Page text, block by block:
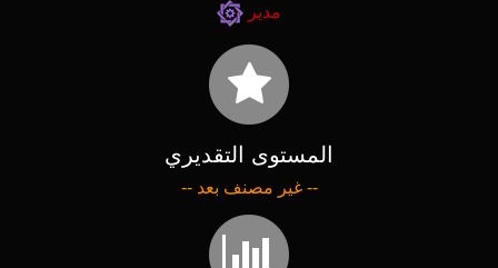
مدير
المستوى التقديري
-- غير مصنف بعد --